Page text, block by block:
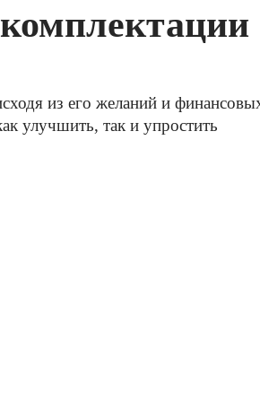
из его желаний и
улучшить, так и упростить